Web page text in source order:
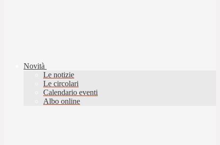
Novità
Le notizie
Le circolari
Calendario eventi
Albo online